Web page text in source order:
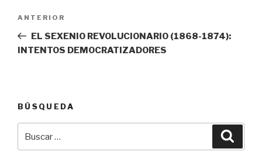
entradas
Entrada
anterior:
ANTERIOR
EL SEXENIO REVOLUCIONARIO (1868-1874):
INTENTOS DEMOCRATIZADORES
BÚSQUEDA
por: